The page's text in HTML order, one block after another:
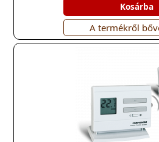
Kosárba
A termékről